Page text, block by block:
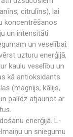
citrulīns), lai
koncentrēšanos
un intensitāti.
un veselībai.
uzturu enerģijā,
kaulu veselību un
kā antioksidants
(magnijs, kālijs,
palīdz atjaunot ar
enerģijā. L-
un sniegumu